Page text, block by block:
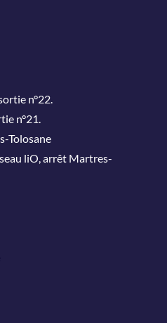
n°22.
n°21.
Tolosane
liO, arrêt Martres-